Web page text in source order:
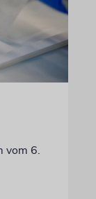
vom 6.